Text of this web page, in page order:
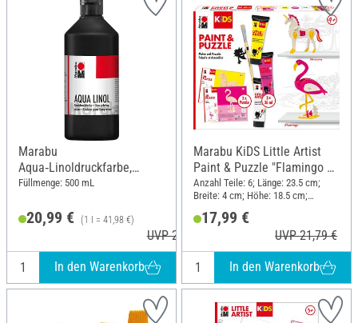
Marabu
Aqua‑Linoldruckfarbe,
schwarz, 500 ml
Füllmenge: 500 mL
20,99 € (1 l = 41,98 €)
UVP 25,99 €
In den Warenkorb
Marabu KiDS Little Artist
Paint & Puzzle "Flamingo &
Einhorn"
Anzahl Teile: 6; Länge: 23.5 cm;
Breite: 4 cm; Höhe: 18.5 cm;
17,99 €
UVP 21,79 €
In den Warenkorb